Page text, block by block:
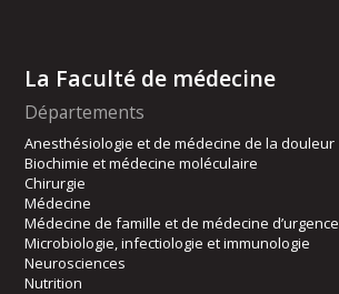
La Faculté de médecine
Départements
Anesthésiologie et de médecine de la douleur
Biochimie et médecine moléculaire
Chirurgie
Médecine
Médecine de famille et de médecine d’urgence
Microbiologie, infectiologie et immunologie
Neurosciences
Nutrition